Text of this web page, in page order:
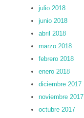
julio 2018
junio 2018
abril 2018
marzo 2018
febrero 2018
enero 2018
diciembre 2017
noviembre 2017
octubre 2017